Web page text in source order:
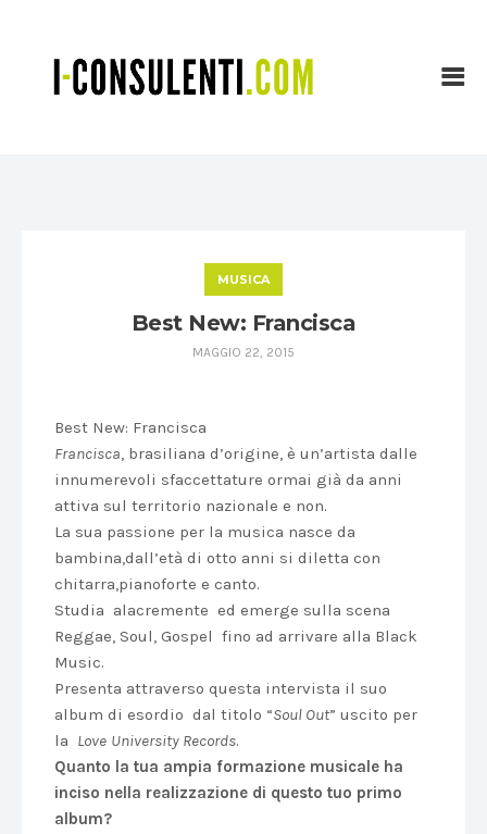
MUSICA
Best New: Francisca
MAGGIO 22, 2015
Best New: Francisca
Francisca, brasiliana d’origine, è un’artista dalle
innumerevoli sfaccettature ormai già da anni
attiva sul territorio nazionale e non.
La sua passione per la musica nasce da
bambina,dall’età di otto anni si diletta con
chitarra,pianoforte e canto.
Studia alacremente ed emerge sulla scena
Reggae, Soul, Gospel fino ad arrivare alla Black
Music.
Presenta attraverso questa intervista il suo
album di esordio dal titolo “Soul Out” uscito per
la Love University Records.
Quanto la tua ampia formazione musicale ha
inciso nella realizzazione di questo tuo primo
album?